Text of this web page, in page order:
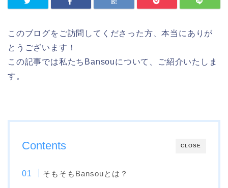
このブログをご訪問してくださった方、本当にありが
とうございます！
この記事では私たちBansouについて、ご紹介いたしま
す。
CLOSE
Contents
そもそもBansouとは？